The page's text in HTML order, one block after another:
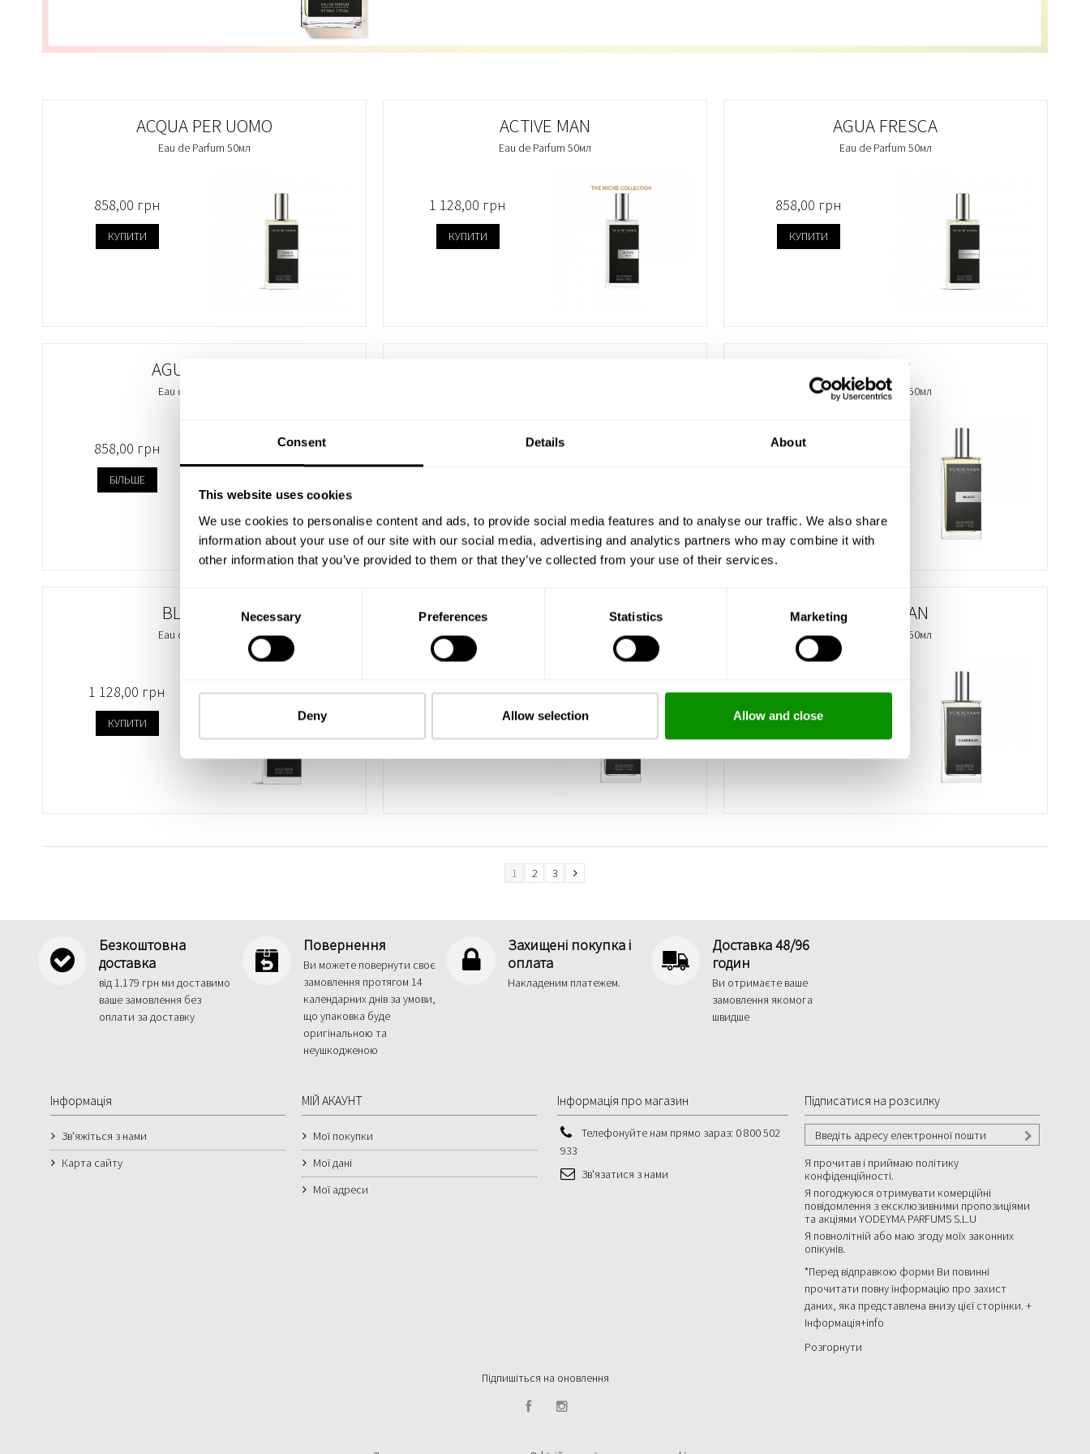
Consent Details About
This website uses cookies
We use cookies to personalise content and ads, to provide social media features and to analyse our traffic. We also share
information about your use of our site with our social media, advertising and analytics partners who may combine it with
other information that you’ve provided to them or that they’ve collected from your use of their services.
Selection
Necessary Preferences Statistics Marketing
Deny Allow selection Allow and close
ACQUA PER UOMO
Eau de Parfum 50мл
858,00 грн
КУПИТИ
ACTIVE MAN
Eau de Parfum 50мл
1 128,00 грн
КУПИТИ
AGUA FRESCA
Eau de Parfum 50мл
858,00 грн
КУПИТИ
AGUA FRESCA
Eau de Parfum 50мл
858,00 грн
БІЛЬШЕ
BEACH
Eau de Parfum 50мл
858,00 грн
BLUE SAND
Eau de Parfum 50мл
1 128,00 грн
КУПИТИ
858,00 грн
CARIBBEAN
Eau de Parfum 50мл
858,00 грн
БІЛЬШЕ
1 2 3
Безкоштовна
доставка
від 1.179 грн ми доставимо
ваше замовлення без
оплати за доставку
Повернення
Ви можете повернути своє
замовлення протягом 14
календарних днів за умови,
що упаковка буде
оригінальною та
неушкодженою
Захищені покупка і
оплата
Hакладеним платежем.
Доставка 48/96
годин
Ви отримаєте ваше
замовлення якомога
швидше
Інформація
Зв'яжіться з нами
Карта сайту
МІЙ АКАУНТ
Мої покупки
Мої дані
Мої адреси
Інформація про магазин
Телефонуйте нам прямо зараз: 0 800 502
933
Зв'язатися з нами
Підписатися на розсилку
Я прочитав і приймаю політику
конфіденційності.
Я погоджуюся отримувати комерційні
повідомлення з ексклюзивними пропозиціями
та акціями YODEYMA PARFUMS S.L.U
Я повнолітній або маю згоду моїх законних
опікунів.
*Перед відправкою форми Ви повинні
прочитати повну інформацію про захист
даних, яка представлена ​​внизу цієї сторінки. +
Інформація+info
Розгорнути
Підпишіться на оновлення